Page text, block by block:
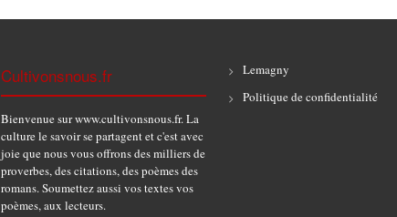
Cultivonsnous.fr
Bienvenue sur www.cultivonsnous.fr. La
culture le savoir se partagent et c'est avec
joie que nous vous offrons des milliers de
proverbes, des citations, des poèmes des
romans. Soumettez aussi vos textes vos
poèmes, aux lecteurs.
Lemagny
Politique de confidentialité